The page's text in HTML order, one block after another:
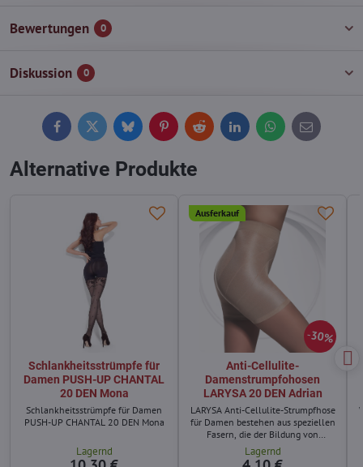
Bewertungen 0
Diskussion 0
FacebookTwitterBlueskyPinterestReddit LinkedInWhatsApp
E-
mail
Alternative Produkte
Schlankheitsstrümpfe für
Damen PUSH-UP CHANTAL
20 DEN Mona
Schlankheitsstrümpfe für Damen
PUSH-UP CHANTAL 20 DEN Mona
Lagernd
30%
Ausferkauf
Anti-Cellulite-
Damenstrumpfohosen
LARYSA 20 DEN Adrian
LARYSA Anti-Cellulite-Strumpfhose
für Damen bestehen aus speziellen
Fasern, die der Bildung von
Cellulite vorbeugen.
Lagernd